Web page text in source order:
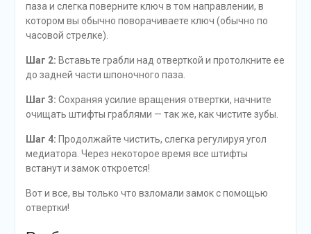
паза и слегка поверните ключ в том направлении, в
котором вы обычно поворачиваете ключ (обычно по
часовой стрелке).
Шаг 2: Вставьте грабли над отверткой и протолкните ее
до задней части шпоночного паза.
Шаг 3: Сохраняя усилие вращения отвертки, начните
очищать штифты граблями — так же, как чистите зубы.
Шаг 4: Продолжайте чистить, слегка регулируя угол
медиатора. Через некоторое время все штифты
встанут и замок откроется!
Вот и все, вы только что взломали замок с помощью
отвертки!